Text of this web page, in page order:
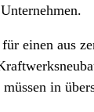
einen aus
in